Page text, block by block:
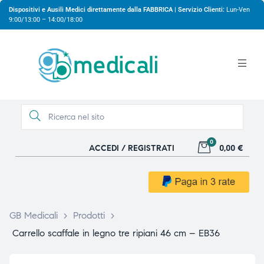
Dispositivi e Ausili Medici direttamente dalla FABBRICA | Servizio Clienti: Lun-Ven
9:00/13:00 – 14:00/18:00
ACCEDI / REGISTRATI
0
0,00 €
GB Medicali > Prodotti
>
Carrello scaffale in legno tre ripiani 46 cm – EB36